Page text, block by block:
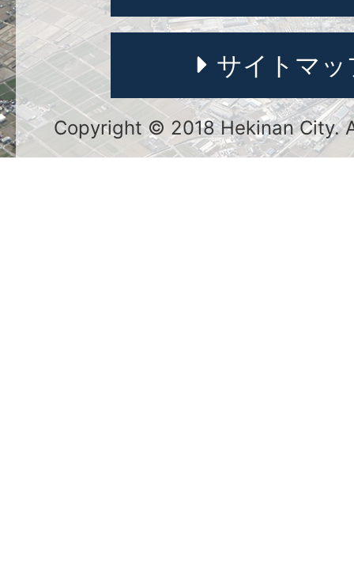
サイトマッ
Copyright © 2018 Hekinan City.